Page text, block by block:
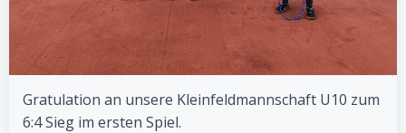
Gratulation an unsere Kleinfeldmannschaft U10 zum
6:4 Sieg im ersten Spiel.